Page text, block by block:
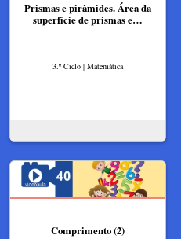
Prismas e pirâmides. Área da
superfície de prismas e…
3.º Ciclo | Matemática
Comprimento (2)